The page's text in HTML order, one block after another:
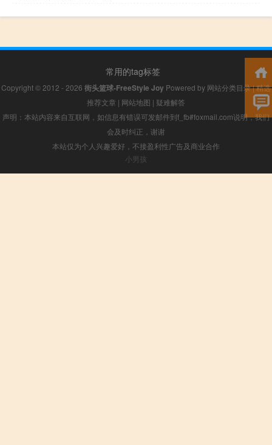
常用的tag标签
Copyright © 2012 - 2026 街头篮球-FreeStyle Joy Powered by 网站分类目录|精选
推荐文章 | 网站地图 | 疑难解答
声明：本站内容来自互联网，如信息有错误可发邮件到f_fb#foxmail.com说明，我们
会及时纠正，谢谢
本站仅为个人兴趣爱好，不接盈利性广告及商业合作
小男孩